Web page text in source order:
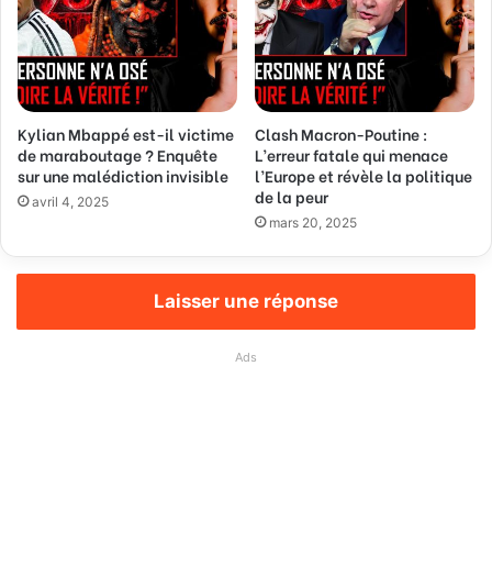
Kylian Mbappé est-il victime
de maraboutage ? Enquête
sur une malédiction invisible
avril 4, 2025
Clash Macron-Poutine :
L’erreur fatale qui menace
l’Europe et révèle la politique
de la peur
mars 20, 2025
Laisser une réponse
Ads